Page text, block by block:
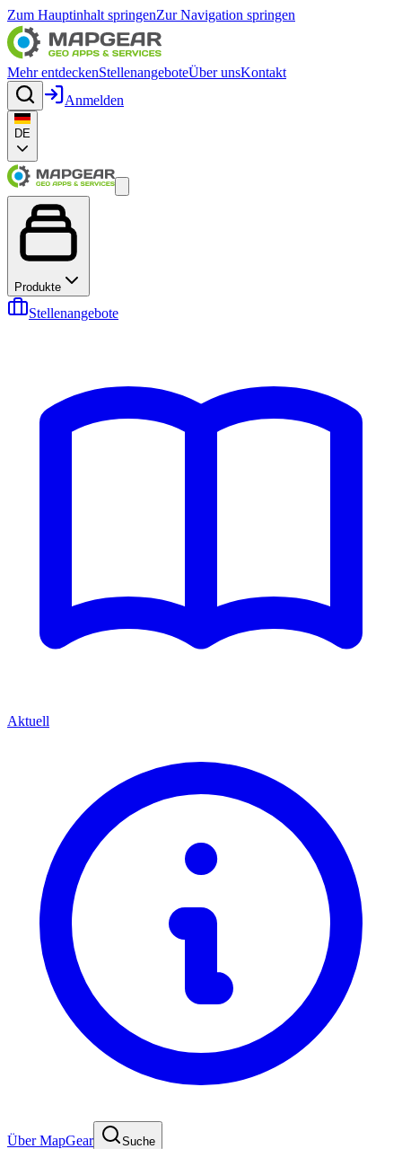
Zum Hauptinhalt springenZur Navigation springen
Mehr entdeckenStellenangeboteÜber unsKontakt
Anmelden
DE
Produkte
Stellenangebote
Aktuell
Über MapGear Suche